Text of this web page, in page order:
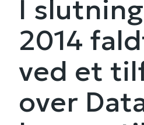
I
2014
ved et
over